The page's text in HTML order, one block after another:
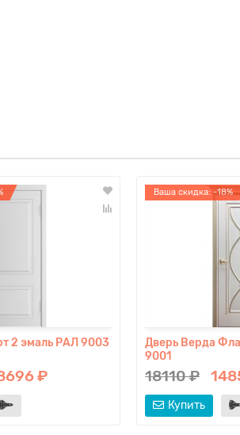
2 эмаль РАЛ 9003
₽
Ваша скидка: -18%
Дверь Верда
9001
18110 ₽
Купить